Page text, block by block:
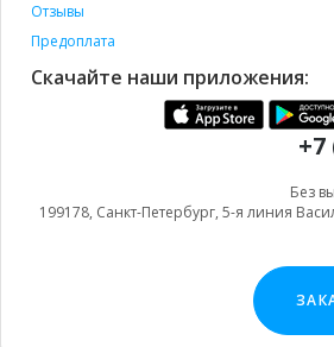
Отзывы
Предоплата
Скачайте наши приложения:
+7
Без
199178, Санкт-Петербург, 5-я линия